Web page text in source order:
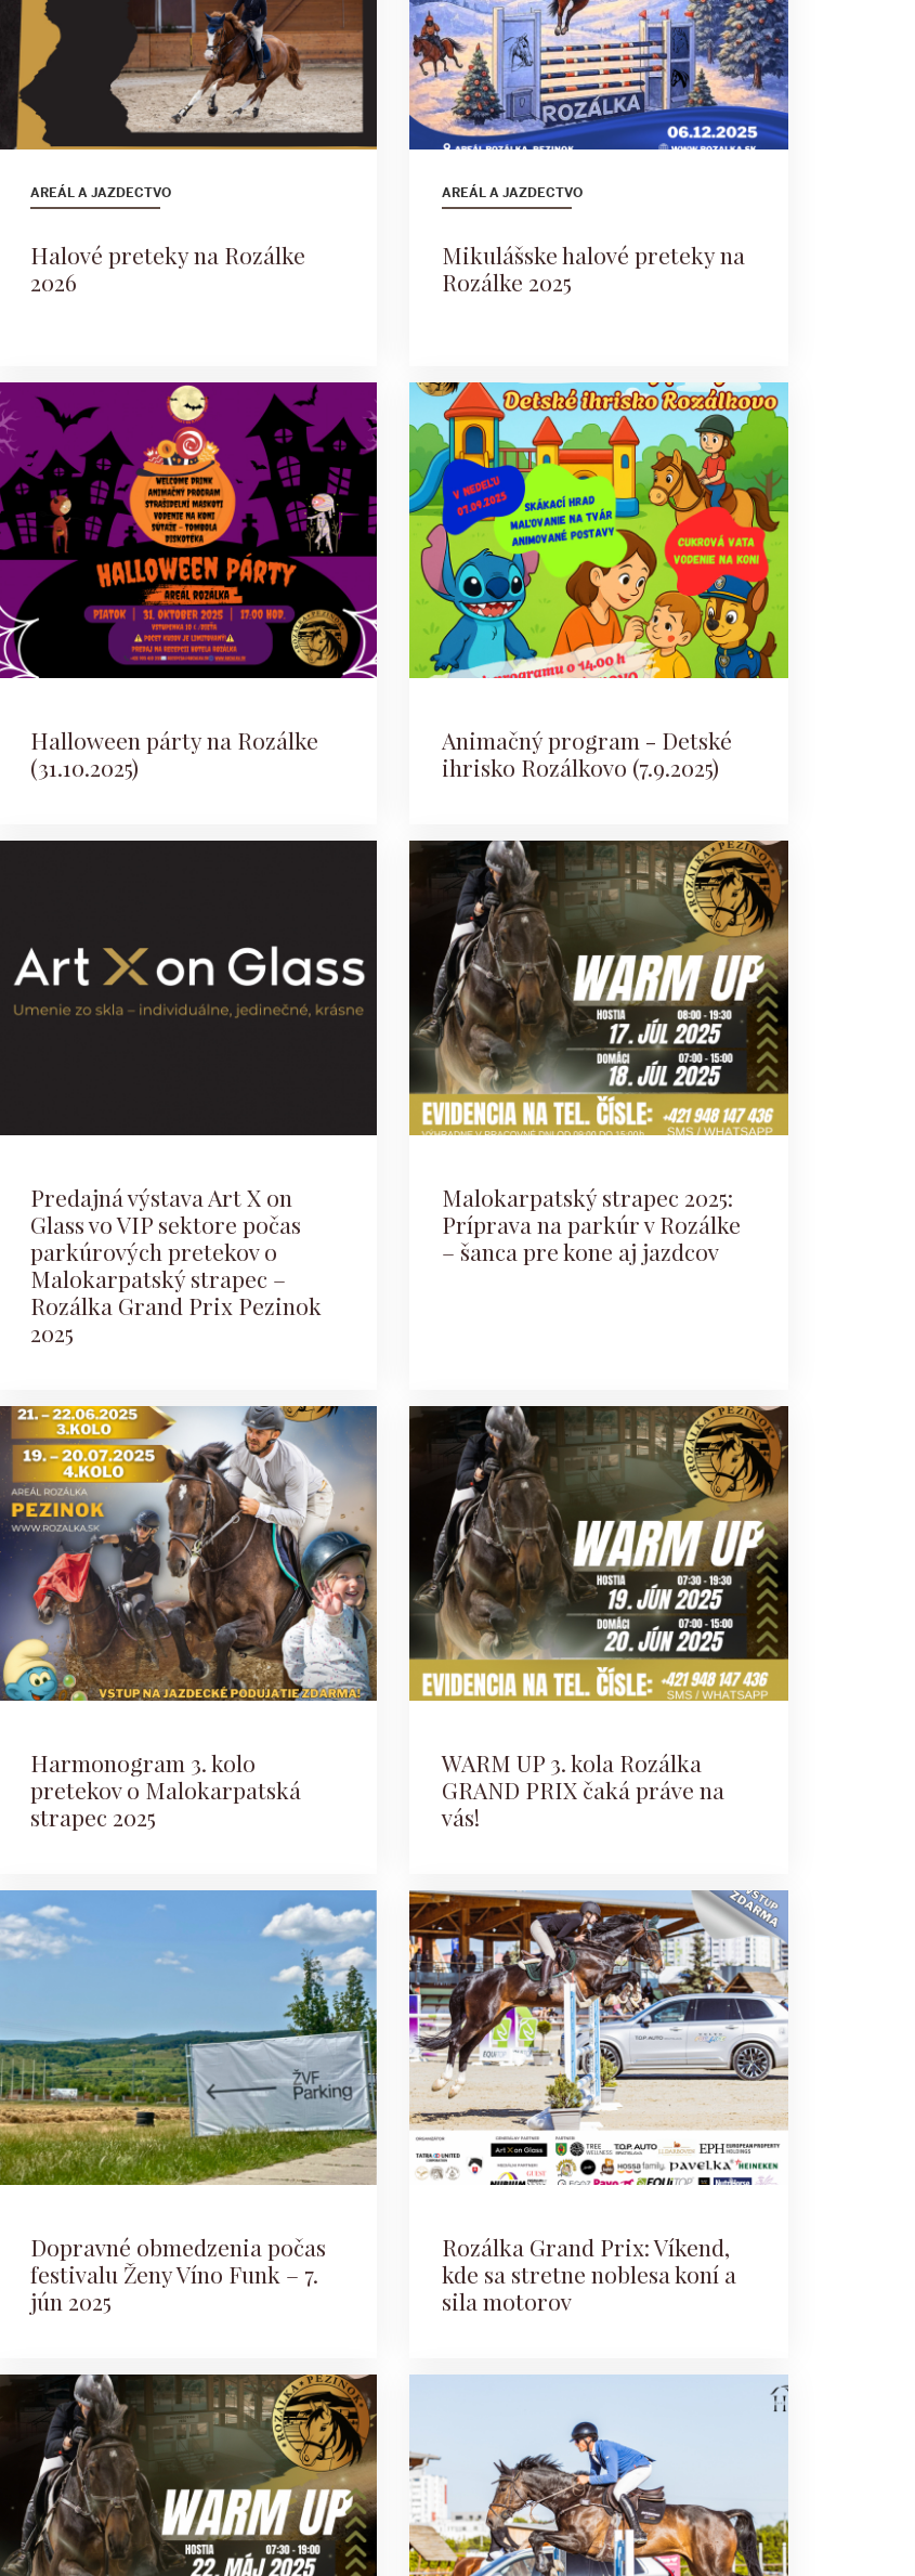
AREÁL A JAZDECTVO
Halové preteky na Rozálke
2026
AREÁL A JAZDECTVO
Mikulášske halové preteky na
Rozálke 2025
Halloween párty na Rozálke
(31.10.2025)
Animačný program - Detské
ihrisko Rozálkovo (7.9.2025)
Predajná výstava Art X on
Glass vo VIP sektore počas
parkúrových pretekov o
Malokarpatský strapec –
Rozálka Grand Prix Pezinok
2025
Malokarpatský strapec 2025:
Príprava na parkúr v Rozálke
– šanca pre kone aj jazdcov
Harmonogram 3. kolo
pretekov o Malokarpatská
strapec 2025
WARM UP 3. kola Rozálka
GRAND PRIX čaká práve na
vás!
Dopravné obmedzenia počas
festivalu Ženy Víno Funk – 7.
jún 2025
Rozálka Grand Prix: Víkend,
kde sa stretne noblesa koní a
sila motorov